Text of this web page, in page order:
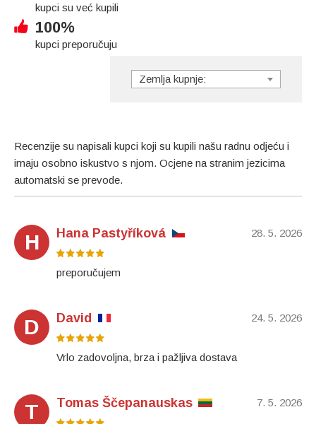
kupci su već kupili
100%
kupci preporučuju
Zemlja kupnje:
Recenzije su napisali kupci koji su kupili našu radnu odjeću i
imaju osobno iskustvo s njom. Ocjene na stranim jezicima
automatski se prevode.
H 28. 5. 2026
Hana Pastyříková
preporučujem
D 24. 5. 2026
David
Vrlo zadovoljna, brza i pažljiva dostava
T 7. 5. 2026
Tomas Ščepanauskas